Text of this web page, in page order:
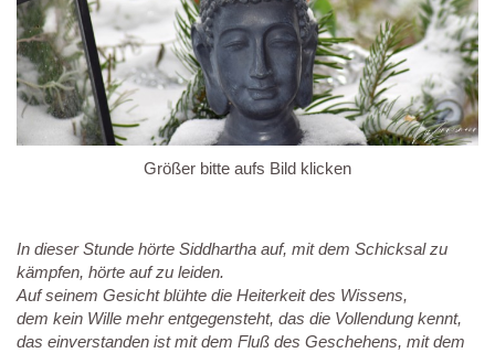
Größer bitte aufs Bild klicken
In dieser Stunde hörte Siddhartha auf, mit dem Schicksal zu
kämpfen, hörte auf zu leiden.
Auf seinem Gesicht blühte die Heiterkeit des Wissens,
dem kein Wille mehr entgegensteht, das die Vollendung kennt,
das einverstanden ist mit dem Fluß des Geschehens, mit dem